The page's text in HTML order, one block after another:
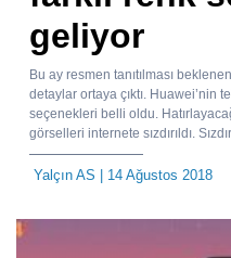
geliyor
Bu ay resmen tanıtılması
detaylar ortaya çıktı. Huawei’nin
seçenekleri belli oldu.
görselleri internete sızdırıldı.
Yalçın AS | 14 Ağustos 2018